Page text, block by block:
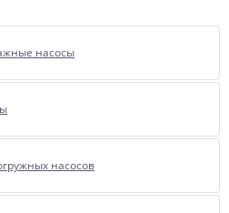
насосы
насосов